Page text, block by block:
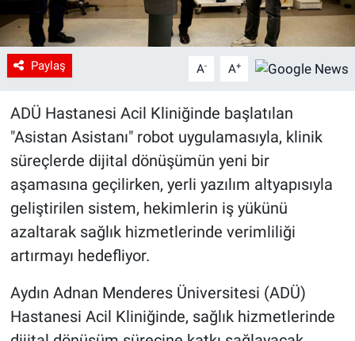
Paylaş A- A+
ADÜ Hastanesi Acil Kliniğinde başlatılan
"Asistan Asistanı" robot uygulamasıyla, klinik
süreçlerde dijital dönüşümün yeni bir
aşamasına geçilirken, yerli yazılım altyapısıyla
geliştirilen sistem, hekimlerin iş yükünü
azaltarak sağlık hizmetlerinde verimliliği
artırmayı hedefliyor.
Aydın Adnan Menderes Üniversitesi (ADÜ)
Hastanesi Acil Kliniğinde, sağlık hizmetlerinde